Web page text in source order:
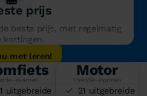
prijs
beste prijs, met regelmatig
kortingen.
met leren!
examen
uitgebreide
Motor
Theorie-examen
21 uitgebreide